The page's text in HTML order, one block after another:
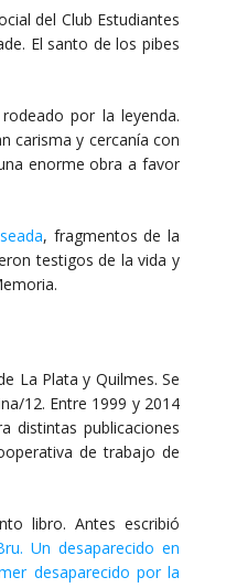
del Club Estudiantes
El santo de los pibes
por la leyenda.
carisma y cercanía con
enorme obra a favor
, fragmentos de la
testigos de la vida y
La Plata y Quilmes. Se
12. Entre 1999 y 2014
distintas publicaciones
de trabajo de
libro. Antes escribió
Un desaparecido en
desaparecido por la